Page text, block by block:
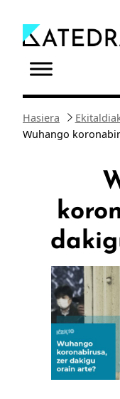
edukira
Hasiera
Wuhango